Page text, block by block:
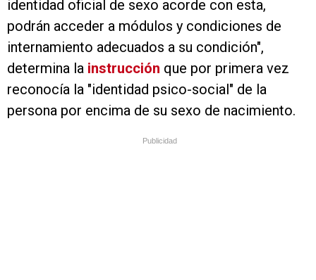
identidad oficial de sexo acorde con esta,
podrán acceder a módulos y condiciones de
internamiento adecuados a su condición",
determina la instrucción que por primera vez
reconocía la "identidad psico-social" de la
persona por encima de su sexo de nacimiento.
Publicidad